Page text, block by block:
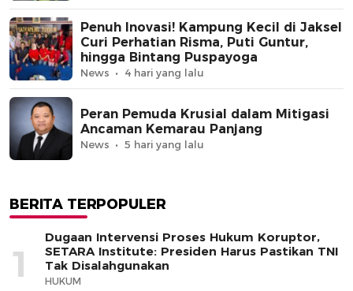
Penuh Inovasi! Kampung Kecil di Jaksel
Curi Perhatian Risma, Puti Guntur,
hingga Bintang Puspayoga
News 4 hari yang lalu
Peran Pemuda Krusial dalam Mitigasi
Ancaman Kemarau Panjang
News 5 hari yang lalu
BERITA TERPOPULER
1
Dugaan Intervensi Proses Hukum Koruptor,
SETARA Institute: Presiden Harus Pastikan TNI
Tak Disalahgunakan
HUKUM